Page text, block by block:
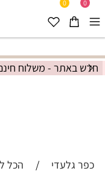
חדש באתר - משלוח חינם בקניה מעל
0
0
כפר גלעדי / הכל